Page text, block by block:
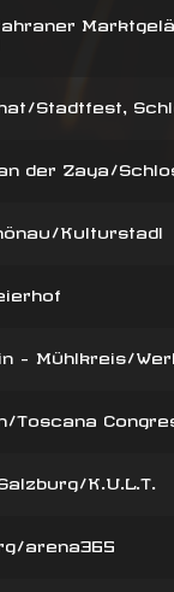
Stadtfest,
der Zaya/
Kulturstadl
- Mühlkreis/
Toscana
K.U.L.T.
arena365